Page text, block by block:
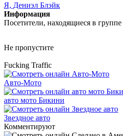
Я, Дениэл Блэйк
Информация
Посетители, находящиеся в группе
Не пропустите
Fucking Traffic
Авто-Мото
авто мото Бикини
Звездное авто
Комментируют